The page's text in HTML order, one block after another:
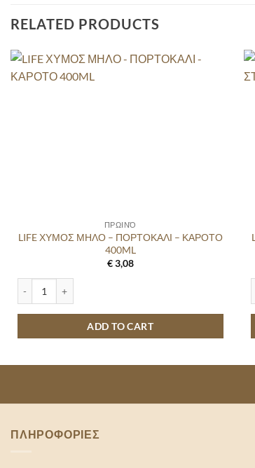
RELATED PRODUCTS
ΠΡΩΙΝΌ
LIFE ΧΥΜΟΣ ΜΗΛΟ – ΠΟΡΤΟΚΑΛΙ – ΚΑΡΟΤΟ
400ML
€3,08
ADD TO CART
ΠΛΗΡΟΦΟΡΙΕΣ